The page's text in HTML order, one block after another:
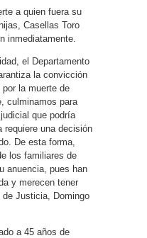
a quien fuera su
Casellas Toro
inmediatamente.
el Departamento
la convicción
la muerte de
culminamos para
que podría
requiere una decisión
De esta forma,
los familiares de
anuencia, pues han
y merecen tener
de Justicia, Domingo
a 45 años de